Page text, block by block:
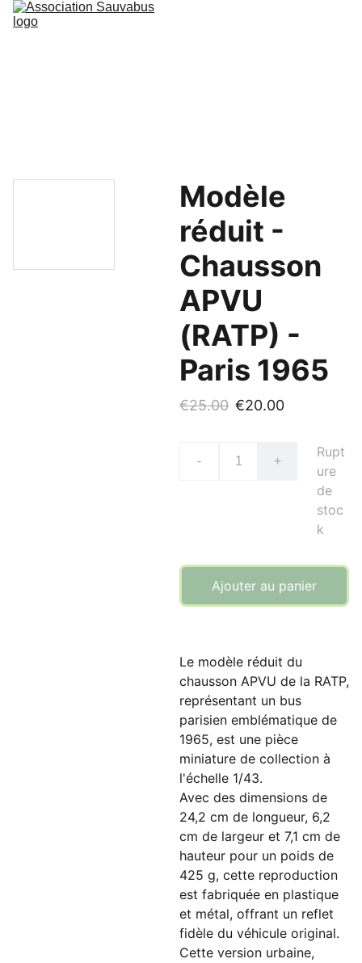
Modèle
réduit -
Chausson
APVU
(RATP) -
Paris 1965
€25.00 €20.00
- +
Rupt
ure
de
stoc
k
Ajouter au panier
Le modèle réduit du
chausson APVU de la RATP,
représentant un bus
parisien emblématique de
1965, est une pièce
miniature de collection à
l'échelle 1/43.
Avec des dimensions de
24,2 cm de longueur, 6,2
cm de largeur et 7,1 cm de
hauteur pour un poids de
425 g, cette reproduction
est fabriquée en plastique
et métal, offrant un reflet
fidèle du véhicule original.
Cette version urbaine,